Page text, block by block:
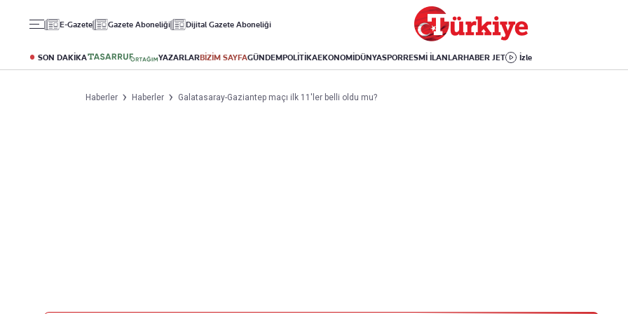
E-Gazete Gazete Aboneliği Dijital Gazete Aboneliği
SON DAKİKA YAZARLARBİZİM SAYFAGÜNDEMPOLİTİKAEKONOMİDÜNYASPORRESMİ İLANLARHABER JET İzle
Altın
Döviz
Kripto Para
Puan Durumu
Fikstür
Avrupa Ligi
Avrupa
Amerika
İsrail-Gazze
Yaşam
Sağlık
Yemek
Kitap
Haberler Haberler Galatasaray-Gaziantep maçı ilk 11'ler belli oldu mu?